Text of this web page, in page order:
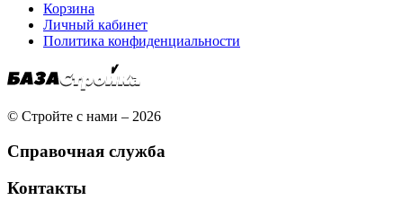
Корзина
Личный кабинет
Политика конфиденциальности
© Стройте с нами – 2026
Справочная служба
Контакты